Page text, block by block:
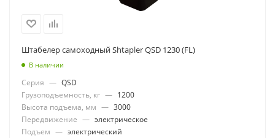
Штабелер самоходный Shtapler QSD 1230 (FL)
В наличии
Серия — QSD
Грузоподъемность, кг — 1200
Высота подъема, мм — 3000
Передвижение — электрическое
Подъем — электрический